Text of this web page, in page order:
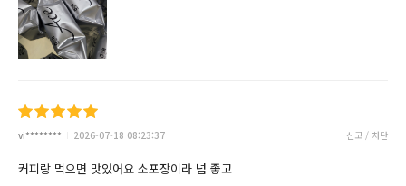
vi******** 2026-07-18 08:23:37 신고 / 차단
커피랑 먹으면 맛있어요 소포장이라 넘 좋고